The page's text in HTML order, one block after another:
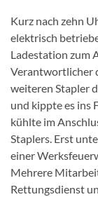
Kurz nach zehn
elektrisch
Ladestation zum
Verantwortlicher
weiteren Stapler
und kippte es ins
kühlte im
Staplers. Erst
einer
Mehrere
Rettungsdienst